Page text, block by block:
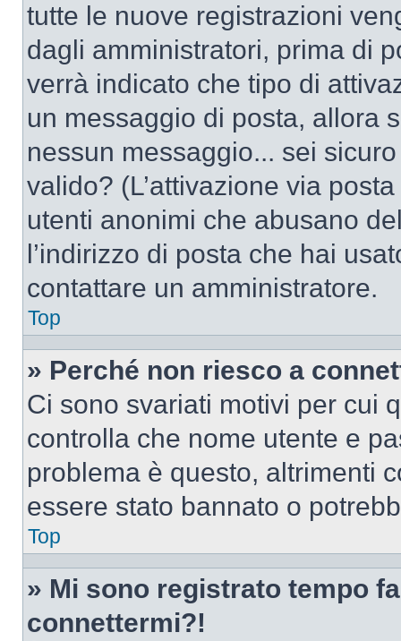
tutte le nuove registrazioni
dagli amministratori, prima di
verrà indicato che tipo di
un messaggio di posta, allora
nessun messaggio... sei
valido? (L’attivazione via
utenti anonimi che abusano
l’indirizzo di posta che hai
contattare un amministratore.
Top
» Perché non riesco a
Ci sono svariati motivi per cui
controlla che nome utente e
problema è questo, altrimenti
essere stato bannato o
Top
» Mi sono registrato tempo
connettermi?!